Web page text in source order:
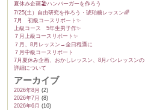
夏休み企画🏖️ハンバーガーを作ろう
7/25(土）自由研究を作ろう・琥珀糖レッスン🌈
7月 初級コースリポート✨️
上級コース 5年生男子作✨️
７月上級コースリポート✨️
７月、8月レッスン→全日程🈵に
７月中級コースリポート
7月夏休み企画、おかしレッスン、8月パンレッスンの
詳細について
アーカイブ
2026年8月 (2)
2026年7月 (8)
2026年6月 (10)